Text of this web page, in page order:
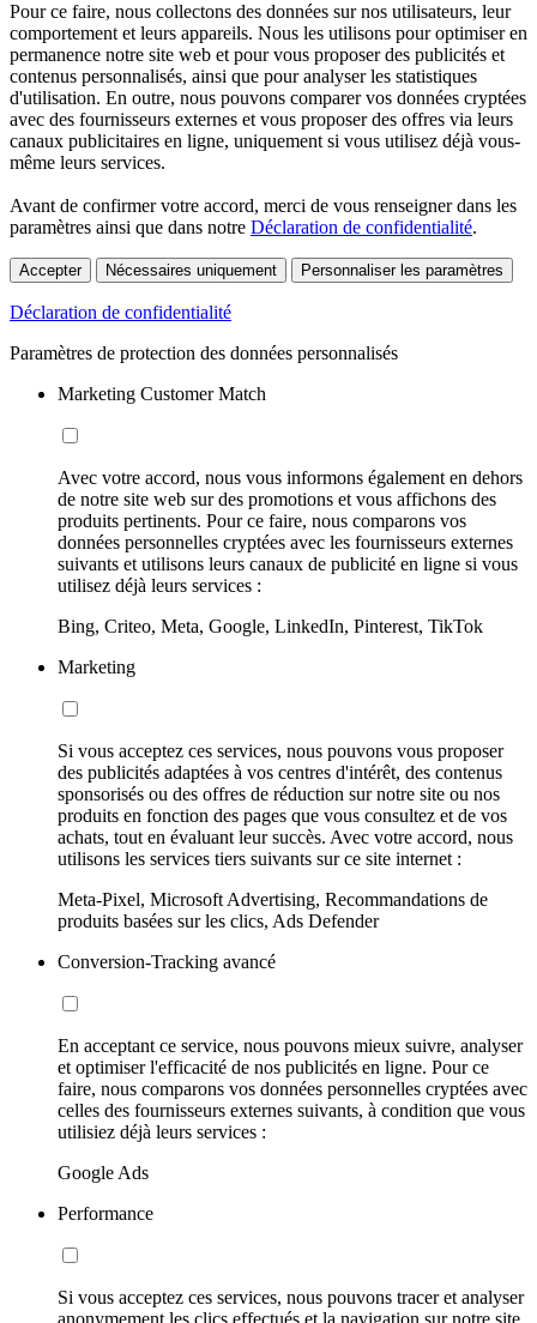
Pour ce faire, nous collectons des données sur nos utilisateurs, leur
comportement et leurs appareils. Nous les utilisons pour optimiser en
permanence notre site web et pour vous proposer des publicités et
contenus personnalisés, ainsi que pour analyser les statistiques
d'utilisation. En outre, nous pouvons comparer vos données cryptées
avec des fournisseurs externes et vous proposer des offres via leurs
canaux publicitaires en ligne, uniquement si vous utilisez déjà vous-
même leurs services.
Avant de confirmer votre accord, merci de vous renseigner dans les
paramètres ainsi que dans notre Déclaration de confidentialité.
Accepter Nécessaires uniquement Personnaliser les paramètres
Déclaration de confidentialité
Paramètres de protection des données personnalisés
Marketing Customer Match
Avec votre accord, nous vous informons également en dehors
de notre site web sur des promotions et vous affichons des
produits pertinents. Pour ce faire, nous comparons vos
données personnelles cryptées avec les fournisseurs externes
suivants et utilisons leurs canaux de publicité en ligne si vous
utilisez déjà leurs services :
Bing, Criteo, Meta, Google, LinkedIn, Pinterest, TikTok
Marketing
Si vous acceptez ces services, nous pouvons vous proposer
des publicités adaptées à vos centres d'intérêt, des contenus
sponsorisés ou des offres de réduction sur notre site ou nos
produits en fonction des pages que vous consultez et de vos
achats, tout en évaluant leur succès. Avec votre accord, nous
utilisons les services tiers suivants sur ce site internet :
Meta-Pixel, Microsoft Advertising, Recommandations de
produits basées sur les clics, Ads Defender
Conversion-Tracking avancé
En acceptant ce service, nous pouvons mieux suivre, analyser
et optimiser l'efficacité de nos publicités en ligne. Pour ce
faire, nous comparons vos données personnelles cryptées avec
celles des fournisseurs externes suivants, à condition que vous
utilisiez déjà leurs services :
Google Ads
Performance
Si vous acceptez ces services, nous pouvons tracer et analyser